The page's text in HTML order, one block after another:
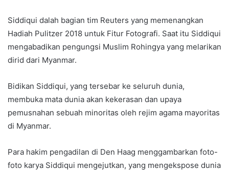
Siddiqui dalah bagian tim Reuters yang memenangkan
Hadiah Pulitzer 2018 untuk Fitur Fotografi. Saat itu Siddiqui
mengabadikan pengungsi Muslim Rohingya yang melarikan
dirid dari Myanmar.
Bidikan Siddiqui, yang tersebar ke seluruh dunia,
membuka mata dunia akan kekerasan dan upaya
pemusnahan sebuah minoritas oleh rejim agama mayoritas
di Myanmar.
Para hakim pengadilan di Den Haag menggambarkan foto-
foto karya Siddiqui mengejutkan, yang mengekspose dunia